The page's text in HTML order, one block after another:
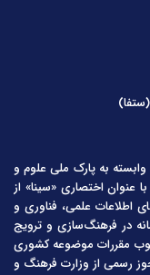
وابسته به پارک ملی علوم و
عنوان اختصاری «سینا» از
ارتقای اطلاعات علمی، فناوری و
در فرهنگ‌سازی و ترویج
مقررات موضوعه کشوری
رسمی از وزارت فرهنگ و